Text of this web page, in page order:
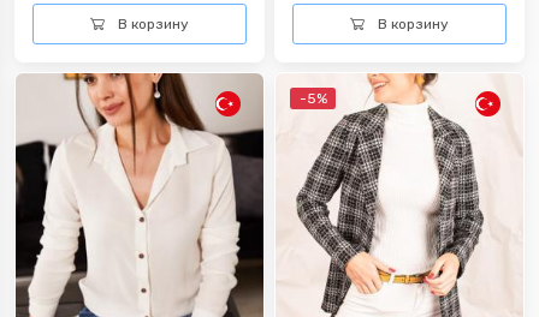
В корзину В корзину
-5%